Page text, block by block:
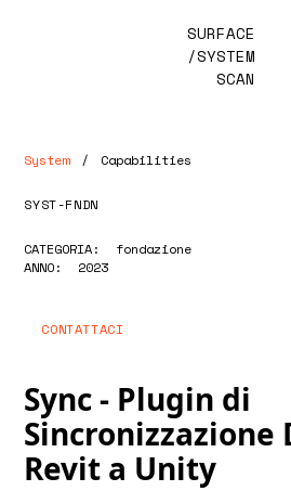
SURFACE
/SYSTEM
SCAN
System / Capabilities
SYST-FNDN
CATEGORIA:
fondazione
ANNO:
2023
CONTATTACI
Sync - Plugin di
Sincronizzazione
Revit a Unity